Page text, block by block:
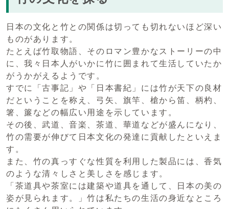
日本の文化と竹との関係は切っても切れないほど深い
ものがあります。
たとえば竹取物語、そのロマン豊かなストーリーの中
に、我々日本人がいかに竹に囲まれて生活していたか
がうかがえるようです。
すでに「古事記」や「日本書紀」には竹が天下の良材
だということを称え、弓矢、旗竿、槍から笛、柄杓、
箸、簾などの幅広い用途を示しています。
その後、武道、音楽、茶道、華道などが盛んになり、
竹の需要が伸びて日本文化の発達に貢献したといえま
す。
また、竹の真っすぐな性質を利用した製品には、香気
のような清々しさと美しさを感じます。
「茶道具や茶室には建築や道具を通して、日本の美の
姿が見られます。」竹は私たちの生活の身近なところ